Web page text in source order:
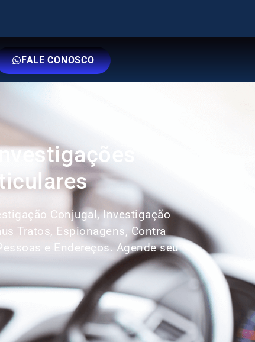
FALE CONOSCO
Conjugal, Investigação
Tratos, Espionagens, Contra
e Endereços. Agende seu